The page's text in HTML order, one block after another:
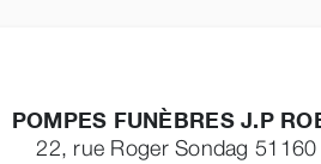
POMPES FUNÈBRES J.P
22, rue Roger Sondag 51160